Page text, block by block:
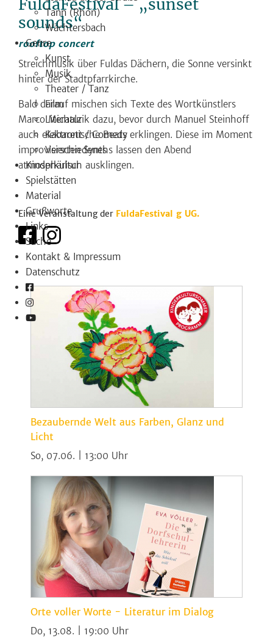
Tann (Rhön)
Wächtersbach
Genre
Kunst
Musik
Theater / Tanz
Film
Literatur
Kabarett / Comedy
Verschiedenes
Kinderkultur
Spielstätten
Material
Grußworte
Links
Suche
Kontakt & Impressum
Datenschutz
FuldaFestival – „sunset
sounds“
rooftop concert
Streichmusik über Fuldas Dächern, die Sonne versinkt
hinter der Stadtpfarrkirche.
Bald darauf mischen sich Texte des Wortkünstlers
Marco Michalzik dazu, bevor durch Manuel Steinhoff
auch elektronische Beats erklingen. Diese im Moment
improvisierten Synths lassen den Abend
atmosphärisch ausklingen.
Eine Veranstaltung der FuldaFestival g UG.
Bezaubernde Welt aus Farben, Glanz und
Licht
So, 07.06. | 13:00
Orte voller Worte - Literatur im Dialog
Do, 13.08. | 19:00